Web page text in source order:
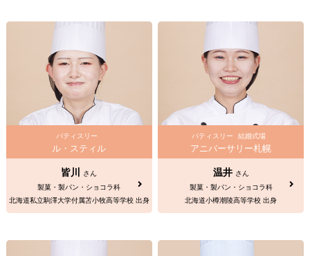
パティスリー
ル・スティル
皆川
さん
製菓・製パン・ショコラ科
北海道私立駒澤大学付属苫小牧高等学校 出身
パティスリー 結婚式場
アニバーサリー札幌
温井 さん
製菓・製パン・ショコラ科
北海道小樽潮陵高等学校 出身